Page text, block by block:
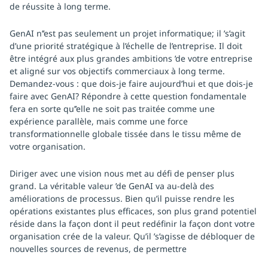
de réussite à long terme.
GenAI n’’est pas seulement un projet informatique; il ’s’agit
d’une priorité stratégique à l’échelle de l’entreprise. Il doit
être intégré aux plus grandes ambitions ’de votre entreprise
et aligné sur vos objectifs commerciaux à long terme.
Demandez-vous : que dois-je faire aujourd’hui et que dois-je
faire avec GenAI? Répondre à cette question fondamentale
fera en sorte qu’’elle ne soit pas traitée comme une
expérience parallèle, mais comme une force
transformationnelle globale tissée dans le tissu même de
votre organisation.
Diriger avec une vision nous met au défi de penser plus
grand. La véritable valeur ’de GenAI va au-delà des
améliorations de processus. Bien qu’il puisse rendre les
opérations existantes plus efficaces, son plus grand potentiel
réside dans la façon dont il peut redéfinir la façon dont votre
organisation crée de la valeur. Qu’il ’s’agisse de débloquer de
nouvelles sources de revenus, de permettre